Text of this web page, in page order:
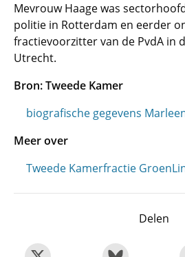
Mevrouw Haage was
politie in Rotterdam en eerder
fractievoorzitter van de PvdA in
Utrecht.
Bron: Tweede Kamer
biografische gegevens
Meer over
Tweede Kamerfractie
Delen